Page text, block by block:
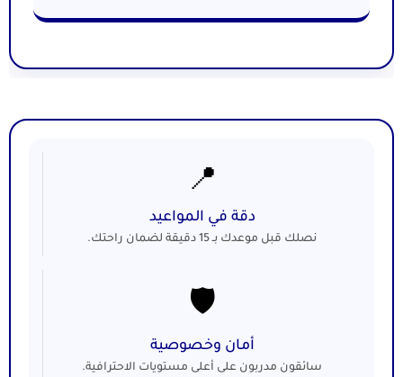
📍
دقة في المواعيد
نصلك قبل موعدك بـ 15 دقيقة لضمان راحتك.
🛡️
أمان وخصوصية
سائقون مدربون على أعلى مستويات الاحترافية.